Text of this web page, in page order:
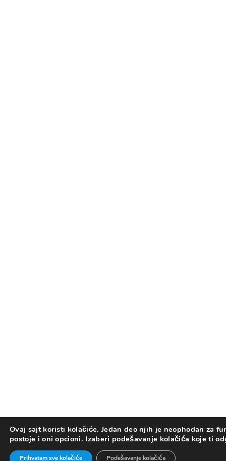
Ovaj sajt koristi kolačiće. Jedan deo njih je neophodan za
postoje i oni opcioni. Izaberi podešavanje kolačića koje ti
Prihvatam sve kolačiće Podešavanje kolačića